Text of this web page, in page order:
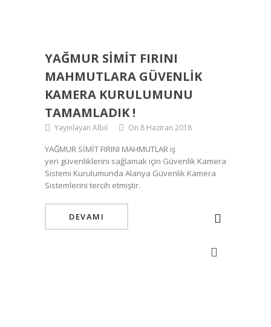
YAĞMUR SIMIT FIRINI
MAHMUTLARA GÜVENLIK
KAMERA KURULUMUNU
TAMAMLADIK !
Yayınlayan Albil On 8 Haziran 2018
YAĞMUR SİMİT FIRINI MAHMUTLAR iş
yeri güvenliklerini sağlamak için Güvenlik Kamera
Sistemi Kurulumunda Alanya Güvenlik Kamera
Sistemlerini tercih etmiştir.
DEVAMI